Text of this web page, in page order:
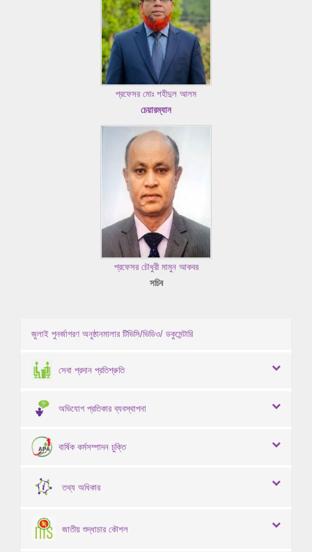
প্রফেসর মোঃ শহীদুল আলম
চেয়ারম্যান
প্রফেসর চৌধুরী মামুন আকবর
সচিব
জুলাই পুনর্জাগরণ অনুষ্ঠানমালার টিভিসি/ভিডিও/ ডকুমেন্টারি
সেবা প্রদান প্রতিশ্রুতি
অভিযোগ প্রতিকার ব্যবস্থাপনা
বার্ষিক কর্মসম্পাদন চুক্তি
তথ্য অধিকার
জাতীয় শুদ্ধাচার কৌশল